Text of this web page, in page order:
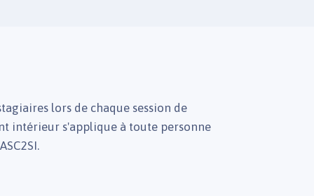
lors de chaque session de
intérieur s'applique à toute personne